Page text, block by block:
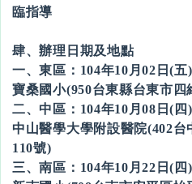
臨指導
肆、辦理日期及地點
一、東區：104年10月02日(五
寶桑國小(950台東縣台東市四
二、中區：104年10月08日(四
中山醫學大學附設醫院(402
110號)
三、南區：104年10月22日(四